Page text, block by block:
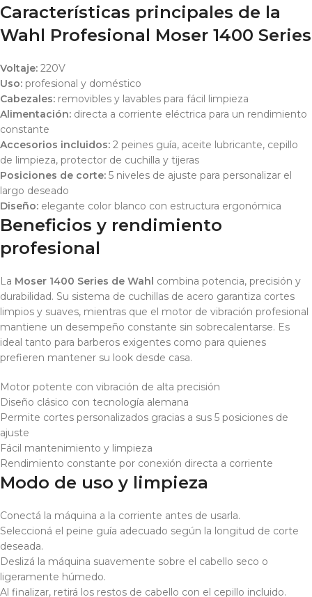
Características principales de la
Wahl Profesional Moser 1400 Series
Voltaje: 220V
Uso: profesional y doméstico
Cabezales: removibles y lavables para fácil limpieza
Alimentación: directa a corriente eléctrica para un rendimiento
constante
Accesorios incluidos: 2 peines guía, aceite lubricante, cepillo
de limpieza, protector de cuchilla y tijeras
Posiciones de corte: 5 niveles de ajuste para personalizar el
largo deseado
Diseño: elegante color blanco con estructura ergonómica
Beneficios y rendimiento
profesional
La Moser 1400 Series de Wahl combina potencia, precisión y
durabilidad. Su sistema de cuchillas de acero garantiza cortes
limpios y suaves, mientras que el motor de vibración profesional
mantiene un desempeño constante sin sobrecalentarse. Es
ideal tanto para barberos exigentes como para quienes
prefieren mantener su look desde casa.
Motor potente con vibración de alta precisión
Diseño clásico con tecnología alemana
Permite cortes personalizados gracias a sus 5 posiciones de
ajuste
Fácil mantenimiento y limpieza
Rendimiento constante por conexión directa a corriente
Modo de uso y limpieza
Conectá la máquina a la corriente antes de usarla.
Seleccioná el peine guía adecuado según la longitud de corte
deseada.
Deslizá la máquina suavemente sobre el cabello seco o
ligeramente húmedo.
Al finalizar, retirá los restos de cabello con el cepillo incluido.